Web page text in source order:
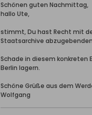
Schönen guten Nachmittag,
hallo Ute,
stimmt, Du hast Recht mit
Staatsarchive
Schade in diesem konkreten
Berlin lagern.
Schöne Grüße aus dem
Wolfgang